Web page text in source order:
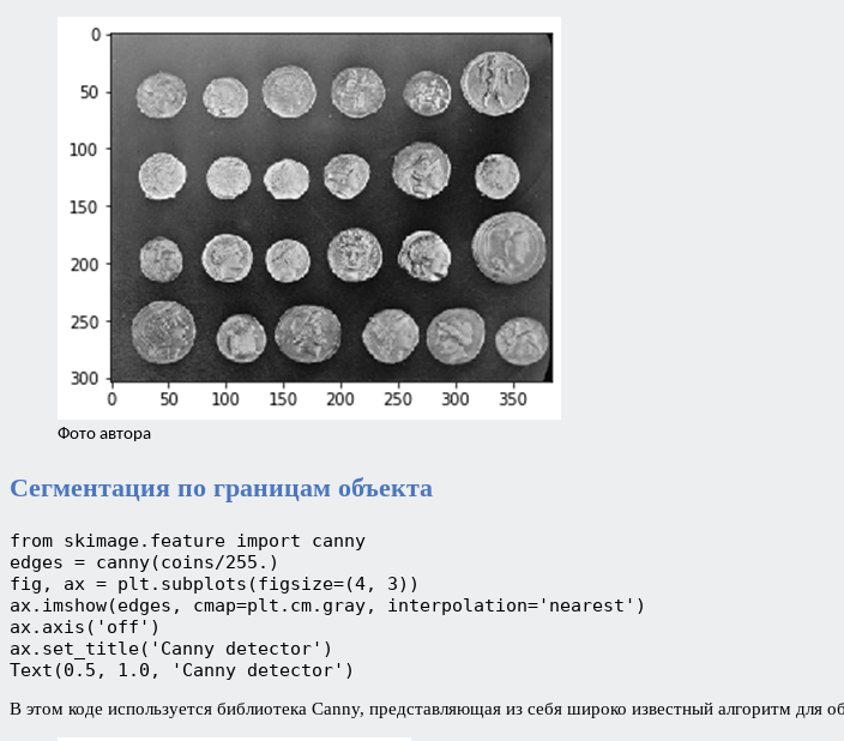
Фото автора
Сегментация по границам объекта
from skimage.feature import canny
edges = canny(coins/255.)
fig, ax = plt.subplots(figsize=(4, 3))
ax.imshow(edges, cmap=plt.cm.gray, interpolation='nearest')
ax.axis('off')
ax.set_title('Canny detector')
Text(0.5, 1.0, 'Canny detector')
В этом коде используется библиотека Сanny, представляющая из себя широко известный алгоритм для